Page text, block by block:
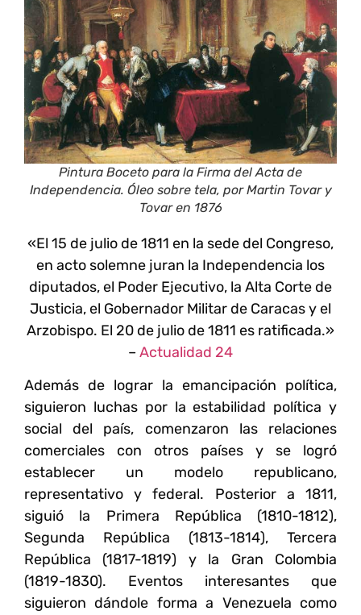
Pintura Boceto para la Firma del Acta de
Independencia. Óleo sobre tela, por Martin Tovar y
Tovar en 1876
«El 15 de julio de 1811 en la sede del Congreso,
en acto solemne juran la Independencia los
diputados, el Poder Ejecutivo, la Alta Corte de
Justicia, el Gobernador Militar de Caracas y el
Arzobispo. El 20 de julio de 1811 es ratificada.»
– Actualidad 24
Además de lograr la emancipación política,
siguieron luchas por la estabilidad política y
social del país, comenzaron las relaciones
comerciales con otros países y se logró
establecer un modelo republicano,
representativo y federal. Posterior a 1811,
siguió la Primera República (1810-1812),
Segunda República (1813-1814), Tercera
República (1817-1819) y la Gran Colombia
(1819-1830). Eventos interesantes que
siguieron dándole forma a Venezuela como